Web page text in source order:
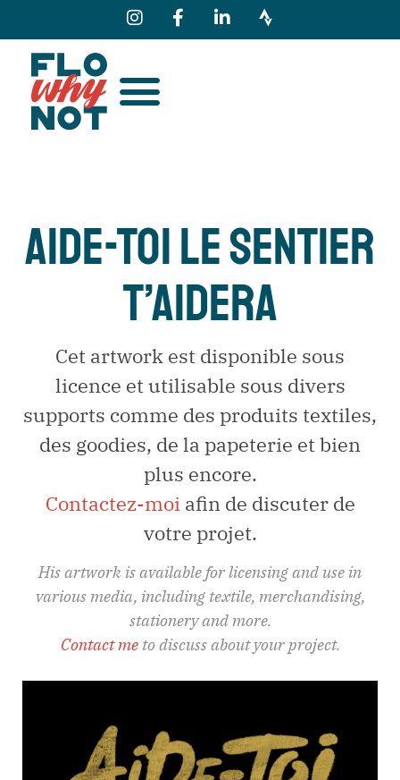
AIDE-TOI LE SENTIER
T’AIDERA
Cet artwork est disponible sous
licence et utilisable sous divers
supports comme des produits textiles,
des goodies, de la papeterie et bien
plus encore.
Contactez-moiafin de discuter de
votre projet.
His artwork is available for licensing and use in
various media, including textile, merchandising,
stationery and more.
Contact meto discuss about your project.